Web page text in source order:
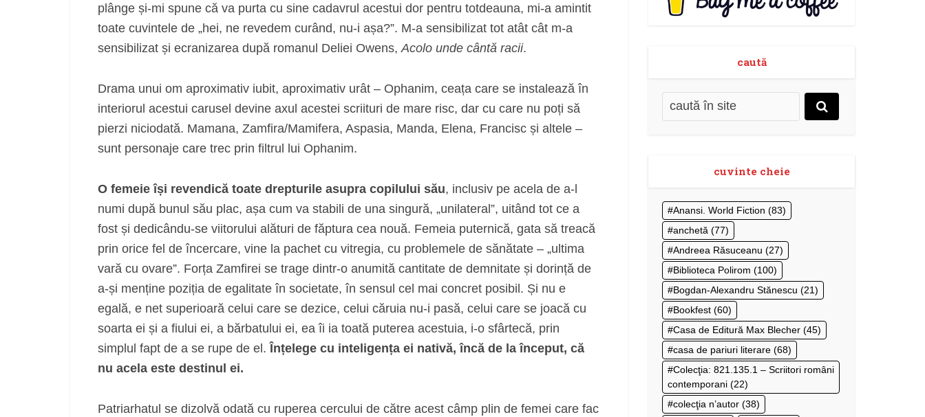
plânge și-mi spune că va purta cu sine cadavrul acestui dor pentru totdeauna, mi-a amintit
toate cuvintele de „hei, ne revedem curând, nu-i așa?”. M-a sensibilizat tot atât cât m-a
sensibilizat și ecranizarea după romanul Deliei Owens,Acolo unde cântă racii.
Drama unui om aproximativ iubit, aproximativ urât – Ophanim, ceața care se instalează în
interiorul acestui carusel devine axul acestei scriituri de mare risc, dar cu care nu poți să
pierzi niciodată. Mamana, Zamfira/Mamifera, Aspasia, Manda, Elena, Francisc și altele –
sunt personaje care trec prin filtrul lui Ophanim.
O femeie își revendică toate drepturile asupra copilului său, inclusiv pe acela de a-l
numi după bunul său plac, așa cum va stabili de una singură, „unilateral”, uitând tot ce a
fost și dedicându-se viitorului alături de făptura cea nouă. Femeia puternică, gata să treacă
prin orice fel de încercare, vine la pachet cu vitregia, cu problemele de sănătate – „ultima
vară cu ovare”. Forța Zamfirei se trage dintr-o anumită cantitate de demnitate și dorință de
a-și menține poziția de egalitate în societate, în sensul cel mai concret posibil. Și nu e
egală, e net superioară celui care se dezice, celui căruia nu-i pasă, celui care se joacă cu
soarta ei și a fiului ei, a bărbatului ei, ea îi ia toată puterea acestuia, i-o sfârtecă, prin
simplul fapt de a se rupe de el. Înțelege cu inteligența ei nativă, încă de la început, că
nu acela este destinul ei.
Patriarhatul se dizolvă odată cu ruperea cercului de către acest câmp plin de femei care fac
caută
cuvinte cheie
Anansi. World Fiction (83)
anchetă (77)
Andreea Răsuceanu (27)
Biblioteca Polirom (100)
Bogdan-Alexandru Stănescu (21)
Bookfest (60)
Casa de Editură Max Blecher (45)
casa de pariuri literare (68)
Colecţia: 821.135.1 – Scriitori români
contemporani (22)
colecţia n’autor (38)